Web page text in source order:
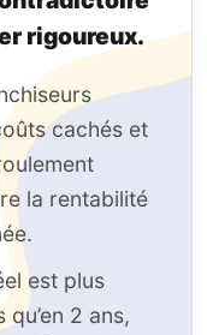
rigoureux.
cachés et
la rentabilité
est plus
2 ans,